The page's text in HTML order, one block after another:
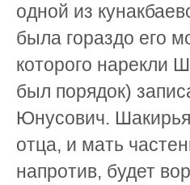
одной из
была гораздо его
которого нарекли
был порядок)
Юнусович.
отца, и мать
напротив, будет